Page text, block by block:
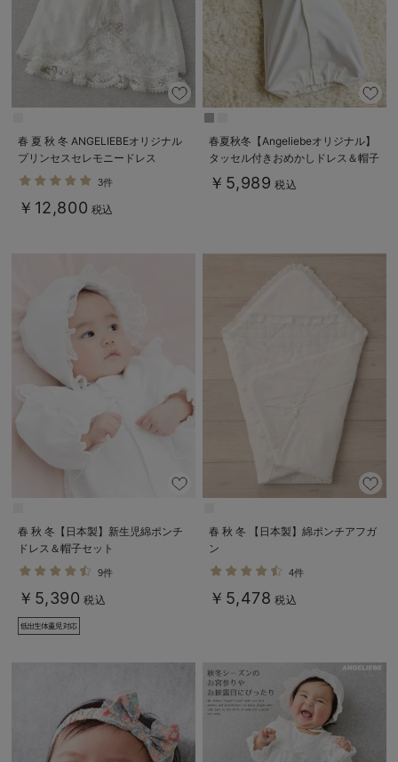
春 夏 秋 冬 ANGELIEBEオリジナル
プリンセスセレモニードレス
3件
￥12,800 税込
春夏秋冬【Angeliebeオリジナル】
タッセル付きおめかしドレス＆帽子
セット
￥5,989 税込
春 秋 冬【日本製】新生児綿ポンチ
ドレス＆帽子セット
9件
￥5,390 税込
春 秋 冬 【日本製】綿ポンチアフガ
ン
4件
￥5,478 税込